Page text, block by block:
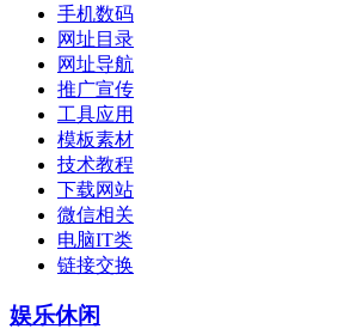
手机数码
网址目录
网址导航
推广宣传
工具应用
模板素材
技术教程
下载网站
微信相关
电脑IT类
链接交换
娱乐休闲